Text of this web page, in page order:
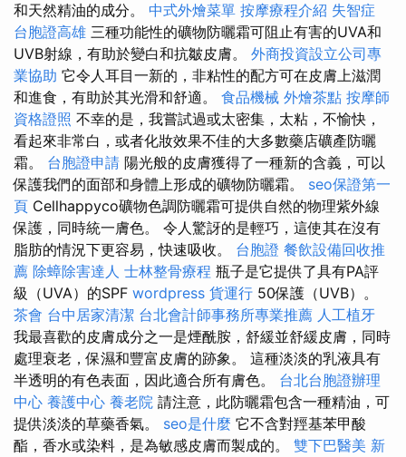
和天然精油的成分。 中式外燴菜單 按摩療程介紹 失智症
台胞證高雄 三種功能性的礦物防曬霜可阻止有害的UVA和
UVB射線，有助於變白和抗皺皮膚。 外商投資設立公司專
業協助 它令人耳目一新的，非粘性的配方可在皮膚上滋潤
和進食，有助於其光滑和舒適。 食品機械 外燴茶點 按摩師
資格證照 不幸的是，我嘗試過或太密集，太粘，不愉快，
看起來非常白，或者化妝效果不佳的大多數藥店礦產防曬
霜。 台胞證申請 陽光般的皮膚獲得了一種新的含義，可以
保護我們的面部和身體上形成的礦物防曬霜。 seo保證第一
頁 Cellhappyco礦物色調防曬霜可提供自然的物理紫外線
保護，同時統一膚色。 令人驚訝的是輕巧，這使其在沒有
脂肪的情況下更容易，快速吸收。 台胞證 餐飲設備回收推
薦 除蟑除害達人 士林整骨療程 瓶子是它提供了具有PA評
級（UVA）的SPF wordpress 貨運行 50保護（UVB）。
茶會 台中居家清潔 台北會計師事務所專業推薦 人工植牙
我最喜歡的皮膚成分之一是煙酰胺，舒緩並舒緩皮膚，同時
處理衰老，保濕和豐富皮膚的跡象。 這種淡淡的乳液具有
半透明的有色表面，因此適合所有膚色。 台北台胞證辦理
中心 養護中心 養老院 請注意，此防曬霜包含一種精油，可
提供淡淡的草藥香氣。 seo是什麼 它不含對羥基苯甲酸
酯，香水或染料，是為敏感皮膚而製成的。 雙下巴醫美 新